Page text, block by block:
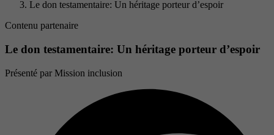
Le don testamentaire: Un héritage porteur d’espoir
Contenu partenaire
Le don testamentaire: Un héritage porteur d’espoir
Présenté par Mission inclusion